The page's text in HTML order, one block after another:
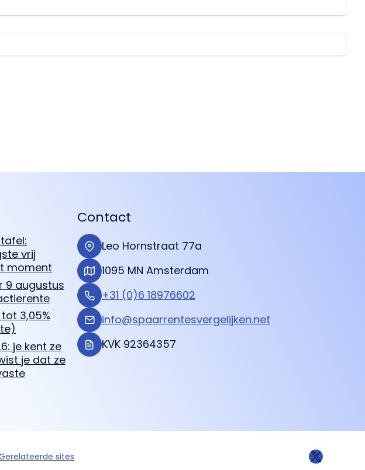
vrij
moment
9 augustus
3,05%
je kent ze
je dat ze
Contact
Leo Hornstraat 77a
1095 MN Amsterdam
+31 (0)6 18976602
info@spaarrentesvergelijken.net
KVK 92364357
sites X